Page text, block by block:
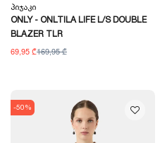
Პიჯაკი
ONLY - ONLTILA LIFE L/S DOUBLE
BLAZER TLR
69,95 ₾169,95 ₾
-50%